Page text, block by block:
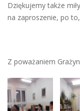
Dziękujemy także
na zaproszenie, po
Z poważaniem